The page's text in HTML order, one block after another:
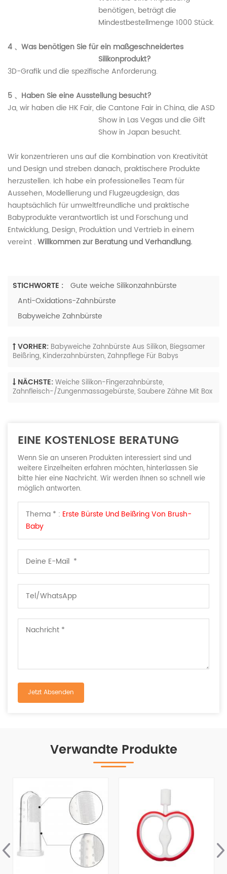
benötigen, beträgt die
Mindestbestellmenge 1000 Stück.
4 、Was benötigen Sie für ein maßgeschneidertes
Silikonprodukt?
3D-Grafik und die spezifische Anforderung.
5 、Haben Sie eine Ausstellung besucht?
Ja, wir haben die HK Fair, die Cantone Fair in China, die ASD
Show in Las Vegas und die Gift
Show in Japan besucht.
Wir konzentrieren uns auf die Kombination von Kreativität
und Design und streben danach, praktischere Produkte
herzustellen. Ich habe ein professionelles Team für
Aussehen, Modellierung und Flugzeugdesign, das
hauptsächlich für umweltfreundliche und praktische
Babyprodukte verantwortlich ist und Forschung und
Entwicklung, Design, Produktion und Vertrieb in einem
vereint .Willkommen zur Beratung und Verhandlung.
STICHWORTE :
Gute weiche Silikonzahnbürste
Anti-Oxidations-Zahnbürste
Babyweiche Zahnbürste
VORHER: Babyweiche Zahnbürste Aus Silikon, Biegsamer
Beißring, Kinderzahnbürsten, Zahnpflege Für Babys
NÄCHSTE:Weiche Silikon-Fingerzahnbürste,
Zahnfleisch-/Zungenmassagebürste, Saubere Zähne Mit Box
EINE KOSTENLOSE BERATUNG
Wenn Sie an unseren Produkten interessiert sind und
weitere Einzelheiten erfahren möchten, hinterlassen Sie
bitte hier eine Nachricht. Wir werden Ihnen so schnell wie
möglich antworten.
Thema * : Erste Bürste Und Beißring Von Brush-
Baby
Verwandte Produkte